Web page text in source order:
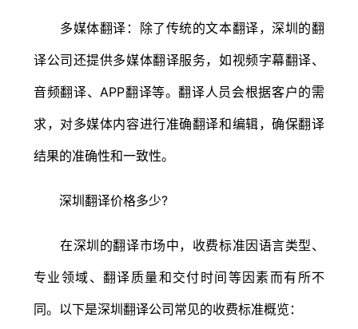
多媒体翻译：除了传统的文本翻译，深圳的翻
译公司还提供多媒体翻译服务，如视频字幕翻译、
音频翻译、APP翻译等。翻译人员会根据客户的需
求，对多媒体内容进行准确翻译和编辑，确保翻译
结果的准确性和一致性。
深圳翻译价格多少?
在深圳的翻译市场中，收费标准因语言类型、
专业领域、翻译质量和交付时间等因素而有所不
同。以下是深圳翻译公司常见的收费标准概览：